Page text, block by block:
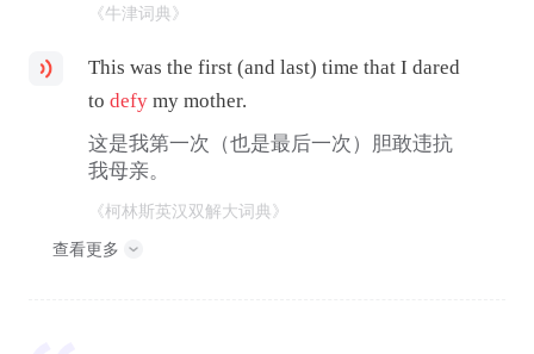
《牛津词典》
This was the first (and last) time that I dared
todefy my mother.
这是我第一次（也是最后一次）胆敢违抗
我母亲。
《柯林斯英汉双解大词典》
查看更多